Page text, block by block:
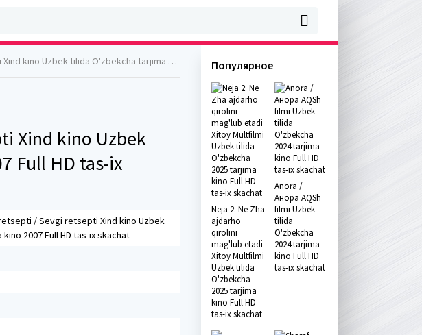
O'zbekcha tarjima kino 2007 Full HD tas-ix skachat
Xind kino Uzbek
Full HD tas-ix
/ Sevgi retsepti Xind kino Uzbek
2007 Full HD tas-ix skachat
Популярное
Neja 2: Ne Zha
ajdarho
qirolini
mag'lub etadi
Xitoy Multfilmi
Uzbek tilida
O'zbekcha
2025 tarjima
kino Full HD
tas-ix skachat
Anora /
Анора AQSh
filmi Uzbek
tilida
O'zbekcha
2024 tarjima
kino Full HD
tas-ix skachat